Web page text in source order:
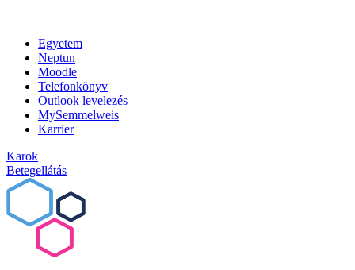
Egyetem
Neptun
Moodle
Telefonkönyv
Outlook levelezés
MySemmelweis
Karrier
Karok
Betegellátás